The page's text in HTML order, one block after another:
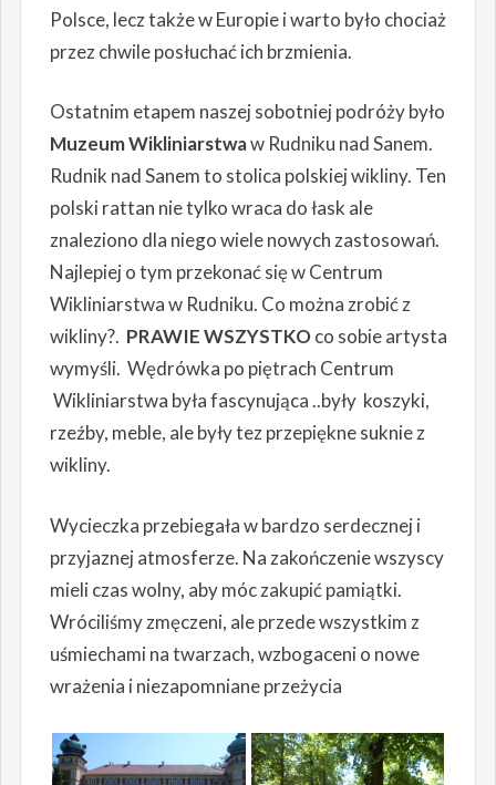
Polsce, lecz także w Europie i warto było chociaż
przez chwile posłuchać ich brzmienia.
Ostatnim etapem naszej sobotniej podróży było
Muzeum Wikliniarstwaw Rudniku nad Sanem.
Rudnik nad Sanem to stolica polskiej wikliny. Ten
polski rattan nie tylko wraca do łask ale
znaleziono dla niego wiele nowych zastosowań.
Najlepiej o tym przekonać się w Centrum
Wikliniarstwa w Rudniku. Co można zrobić z
wikliny?. PRAWIE WSZYSTKOco sobie artysta
wymyśli. Wędrówka po piętrach Centrum
Wikliniarstwa była fascynująca ..były koszyki,
rzeźby, meble, ale były tez przepiękne suknie z
wikliny.
Wycieczka przebiegała w bardzo serdecznej i
przyjaznej atmosferze. Na zakończenie wszyscy
mieli czas wolny, aby móc zakupić pamiątki.
Wróciliśmy zmęczeni, ale przede wszystkim z
uśmiechami na twarzach, wzbogaceni o nowe
wrażenia i niezapomniane przeżycia